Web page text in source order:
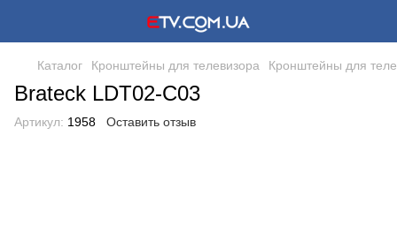
Каталог Кронштейны для телевизора Кронштейны для
Brateck LDT02-C03
Артикул: 1958 Оставить отзыв